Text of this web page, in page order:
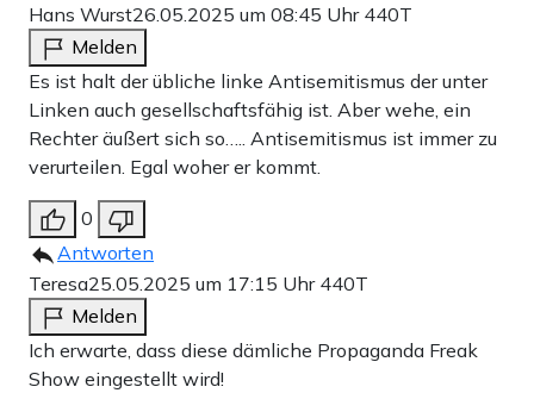
Hans Wurst26.05.2025 um 08:45 Uhr 440T
Melden
Es ist halt der übliche linke Antisemitismus der unter
Linken auch gesellschaftsfähig ist. Aber wehe, ein
Rechter äußert sich so….. Antisemitismus ist immer zu
verurteilen. Egal woher er kommt.
0
Antworten
Teresa25.05.2025 um 17:15 Uhr 440T
Melden
Ich erwarte, dass diese dämliche Propaganda Freak
Show eingestellt wird!